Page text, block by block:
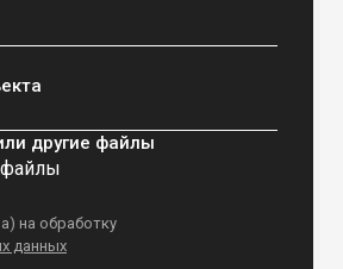
другие файлы
на обработку
данных